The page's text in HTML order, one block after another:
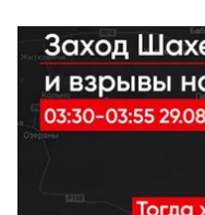
У Білорусі, схоже,
який під час атаки
Про цепише
Як зазначається,
знову залетів на